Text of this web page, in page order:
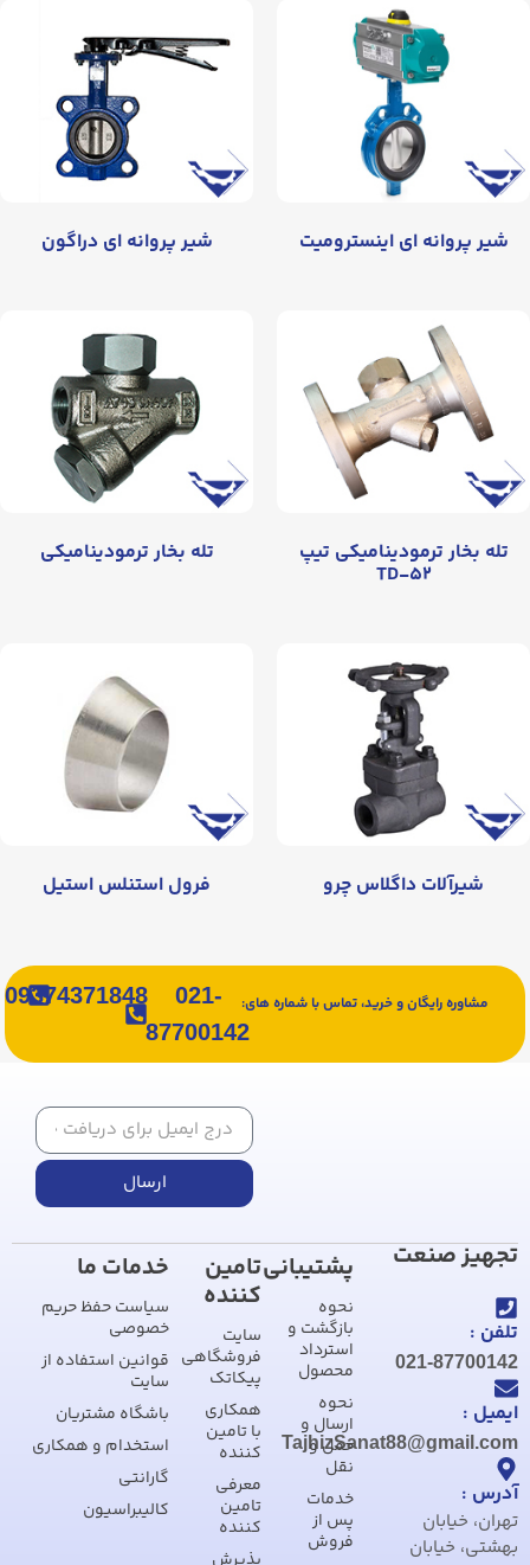
شیر پروانه‌ ای اینسترومیت شیر پروانه‌ ای دراگون
تله بخار ترمودینامیکی تیپ
TD-۵۲
تله بخار ترمودینامیکی
شیرآلات داگلاس چرو فرول استنلس استیل
مشاوره رایگان و خرید، تماس با شماره های:
021-
87700142
09374371848
ارسال
تجهیز صنعت
تلفن :
021-87700142
ایمیل :
TajhizSanat88@gmail.com
آدرس :
تهران، خیابان
بهشتی، خیابان
پشتیبانی
نحوه
بازگشت و
استرداد
محصول
نحوه
ارسال و
حمل و
نقل
خدمات
پس از
فروش
تامین
کننده
سایت
فروشگاهی
پیکاتک
همکاری
با تامین
کننده
معرفی
تامین
کننده
خدمات ما
سیاست حفظ حریم
خصوصی
قوانین استفاده از
سایت
باشگاه مشتریان
استخدام و همکاری
گارانتی
کالیبراسیون